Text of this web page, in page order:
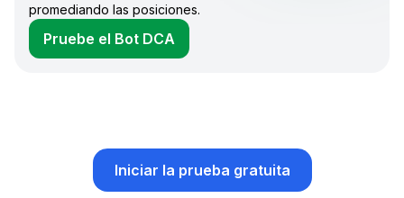
promediando las posiciones.
Pruebe el Bot DCA
Iniciar la prueba gratuita